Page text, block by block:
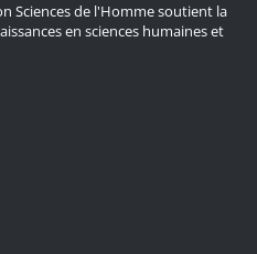
Sciences de l'Homme soutient la
en sciences humaines et